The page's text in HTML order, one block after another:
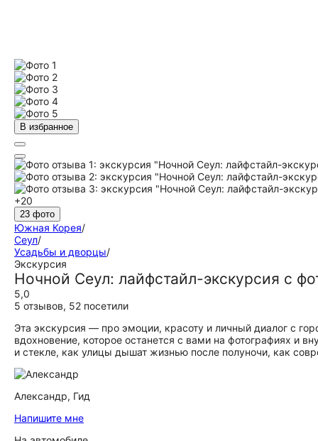
В избранное
+20
23 фото
Южная Корея/
Сеул/
Усадьбы и дворцы/
Экскурсия
Ночной Сеул: лайфстайл-экскурсия с
5,0
5 отзывов, 52 посетили
Эта экскурсия — про эмоции, красоту и личный диалог с
вдохновение, которое останется с вами на фотографиях и
и стекле, как улицы дышат жизнью после полуночи, как
Александр, Гид
Напишите мне